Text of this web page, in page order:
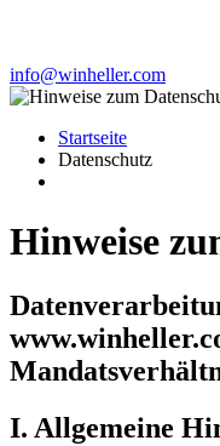
info@winheller.com
Startseite
Datenschutz
Hinweise
I. Allgemeine